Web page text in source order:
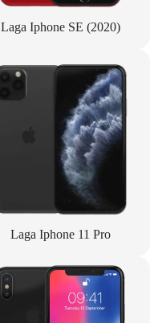
Laga Iphone SE (2020)
Laga Iphone 11 Pro